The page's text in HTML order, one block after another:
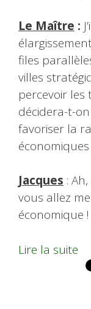
Le Maître :
files
villes
percevoir les
décidera-t-
favoriser la
économiques
Jacques :
vous allez
économique !
Lire la suite